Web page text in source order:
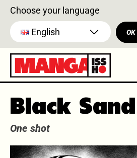
Choose your language
English OK
Black Sand
One shot